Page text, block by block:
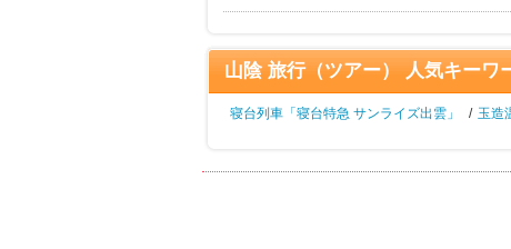
山陰 旅行（ツアー） 人気キーワ
寝台列車「寝台特急 サンライズ出雲」 / 玉造